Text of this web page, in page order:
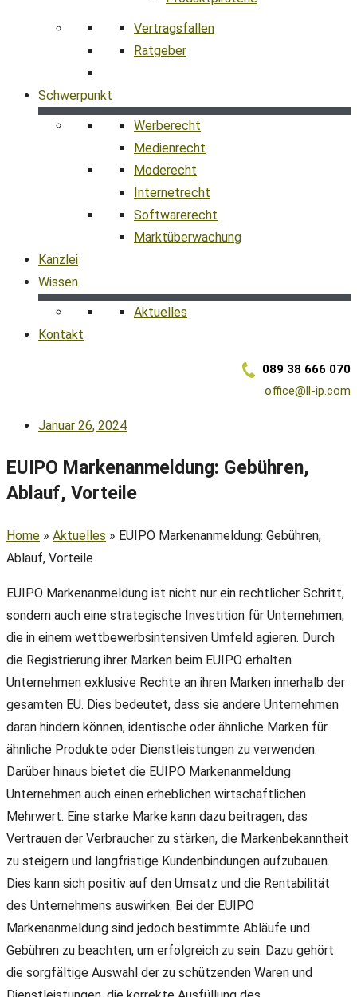
Vertragsfallen
Ratgeber
Schwerpunkt
Werberecht
Medienrecht
Moderecht
Internetrecht
Softwarerecht
Marktüberwachung
Kanzlei
Wissen
Aktuelles
Kontakt
089 38 666 070
office@ll-ip.com
Januar 26, 2024
EUIPO Markenanmeldung: Gebühren,
Ablauf, Vorteile
Home » Aktuelles » EUIPO Markenanmeldung: Gebühren,
Ablauf, Vorteile
EUIPO Markenanmeldung ist nicht nur ein rechtlicher Schritt,
sondern auch eine strategische Investition für Unternehmen,
die in einem wettbewerbsintensiven Umfeld agieren. Durch
die Registrierung ihrer Marken beim EUIPO erhalten
Unternehmen exklusive Rechte an ihren Marken innerhalb der
gesamten EU. Dies bedeutet, dass sie andere Unternehmen
daran hindern können, identische oder ähnliche Marken für
ähnliche Produkte oder Dienstleistungen zu verwenden.
Darüber hinaus bietet die EUIPO Markenanmeldung
Unternehmen auch einen erheblichen wirtschaftlichen
Mehrwert. Eine starke Marke kann dazu beitragen, das
Vertrauen der Verbraucher zu stärken, die Markenbekanntheit
zu steigern und langfristige Kundenbindungen aufzubauen.
Dies kann sich positiv auf den Umsatz und die Rentabilität
des Unternehmens auswirken. Bei der EUIPO
Markenanmeldung sind jedoch bestimmte Abläufe und
Gebühren zu beachten, um erfolgreich zu sein. Dazu gehört
die sorgfältige Auswahl der zu schützenden Waren und